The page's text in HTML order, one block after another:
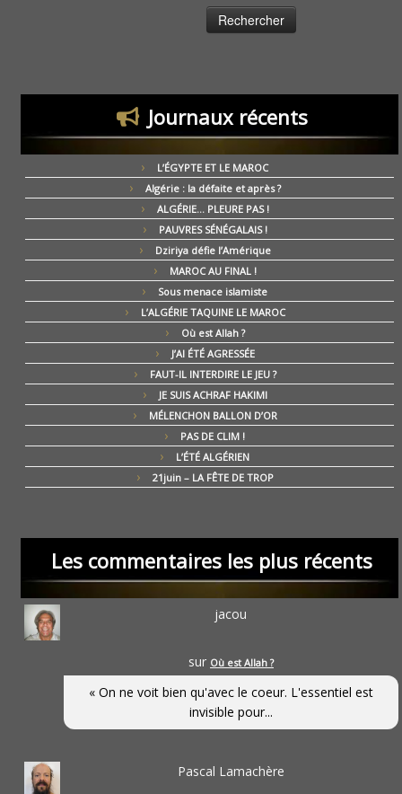
Journaux récents
L’ÉGYPTE ET LE MAROC
Algérie : la défaite et après ?
ALGÉRIE… PLEURE PAS !
PAUVRES SÉNÉGALAIS !
Dziriya défie l’Amérique
MAROC AU FINAL !
Sous menace islamiste
L’ALGÉRIE TAQUINE LE MAROC
Où est Allah ?
J’AI ÉTÉ AGRESSÉE
FAUT-IL INTERDIRE LE JEU ?
JE SUIS ACHRAF HAKIMI
MÉLENCHON BALLON D’OR
PAS DE CLIM !
L’ÉTÉ ALGÉRIEN
21juin – LA FÊTE DE TROP
Les commentaires les plus récents
jacou
sur Où est Allah ?
« On ne voit bien qu'avec le coeur. L'essentiel est
invisible pour...
Pascal Lamachère